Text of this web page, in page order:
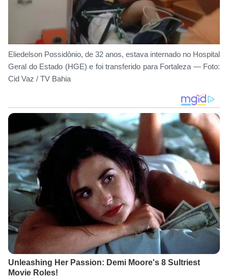
Eliedelson Possidônio, de 32 anos, estava internado no Hospital
Geral do Estado (HGE) e foi transferido para Fortaleza — Foto:
Cid Vaz / TV Bahia